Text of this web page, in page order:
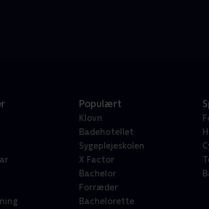
Populært
Klovn
Badehotellet
Sygeplejeskolen
X Factor
Bachelor
Forræder
Bachelorette